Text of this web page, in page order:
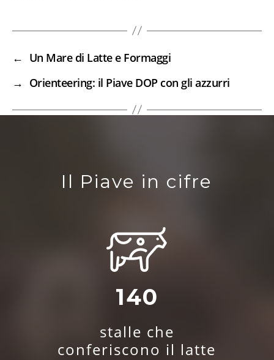
← Un Mare di Latte e Formaggi
→ Orienteering: il Piave DOP con gli azzurri
Il Piave in cifre
140
stalle che
conferiscono il latte